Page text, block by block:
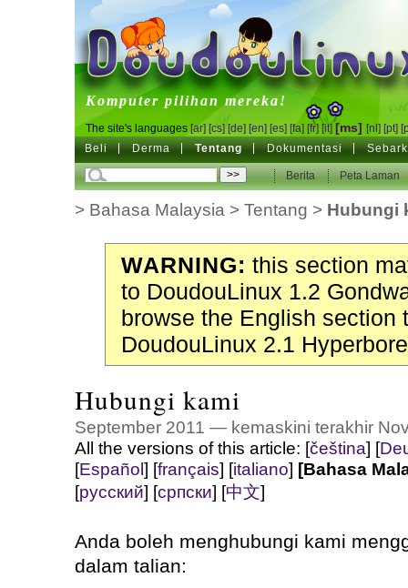
DoudouLinux
Komputer pilihan mereka!
The site's languages [ar] [cs] [de] [en] [es] [fa] [fr] [it] [ms] [nl] [pt]
Beli Derma Tentang Dokumentasi
Berita Peta Laman
> Bahasa Malaysia > Tentang > Hubungi
WARNING: this section
to DoudouLinux 1.2
browse the English section
DoudouLinux 2.1
Hubungi kami
September 2011 — kemaskini terakhir
All the versions of this article: [čeština] [
[Español] [français] [italiano] [Bahasa
[русский] [српски] [中文]
Anda boleh menghubungi kami
dalam talian: